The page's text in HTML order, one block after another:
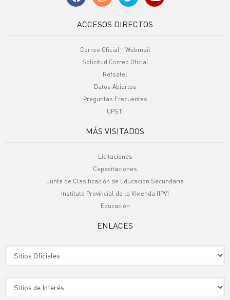
ACCESOS DIRECTOS
Correo Oficial - Webmail
Solicitud Correo Oficial
Refsatel
Datos Abiertos
Preguntas Frecuentes
UPSTI
MÁS VISITADOS
Licitaciones
Capacitaciones
Junta de Clasificación de Educación Secundaria
Instituto Provincial de la Vivienda (IPV)
Educación
ENLACES